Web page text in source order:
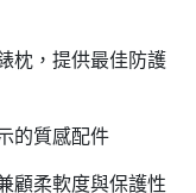
枕，提供最佳防護
的質感配件
顧柔軟度與保護性